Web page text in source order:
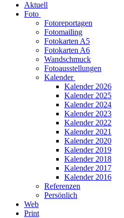
Aktuell
Foto
Fotoreportagen
Fotomailing
Fotokarten A5
Fotokarten A6
Wandschmuck
Fotoausstellungen
Kalender
Kalender 2026
Kalender 2025
Kalender 2024
Kalender 2023
Kalender 2022
Kalender 2021
Kalender 2020
Kalender 2019
Kalender 2018
Kalender 2017
Kalender 2016
Referenzen
Persönlich
Web
Print